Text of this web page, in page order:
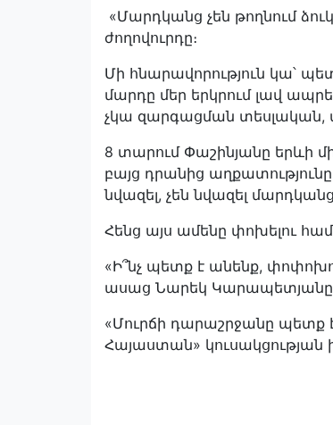
«Մարդկանց չեն թողնում
ժողովուրդը։
Մի հնարավորություն կա՝
մարդը մեր երկրում լավ
չկա զարգացման տեսլական,
8 տարում Փաշինյանը երևի
բայց դրանից
նվազել, չեն նվազել
Հենց այս ամենը փոխելու
«Ի՞նչ պետք է անենք,
ասաց Նարեկ
«Մուրճի դարաշրջանը պետք
Հայաստան» կուսակցության